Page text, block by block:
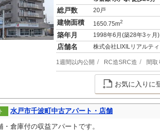
総戸数 20戸
建物面積 1650.75m2
築年月 1998年6月(築28年3ヶ月)
店舗名 株式会社LIXILリアルテ
1週間以内公開 RC造SRC造 間取
お気に入りに
水戸市千波町中古アパート・店舗
・倉庫付の収益アパートです。